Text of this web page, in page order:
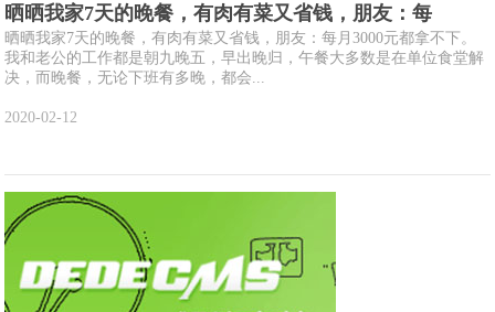
晒晒我家7天的晚餐，有肉有菜又省钱，朋友：每
晒晒我家7天的晚餐，有肉有菜又省钱，朋友：每月3000元都拿不下。
我和老公的工作都是朝九晚五，早出晚归，午餐大多数是在单位食堂解
决，而晚餐，无论下班有多晚，都会...
2020-02-12